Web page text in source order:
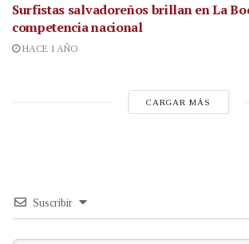
Surfistas salvadoreños brillan en La
competencia nacional
HACE 1 AÑO
CARGAR MÁS
Suscribir